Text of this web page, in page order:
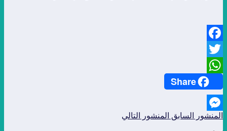
Facebook
Twitter
WhatsApp
Share
Messenger
المنشور السابق المنشور التالي